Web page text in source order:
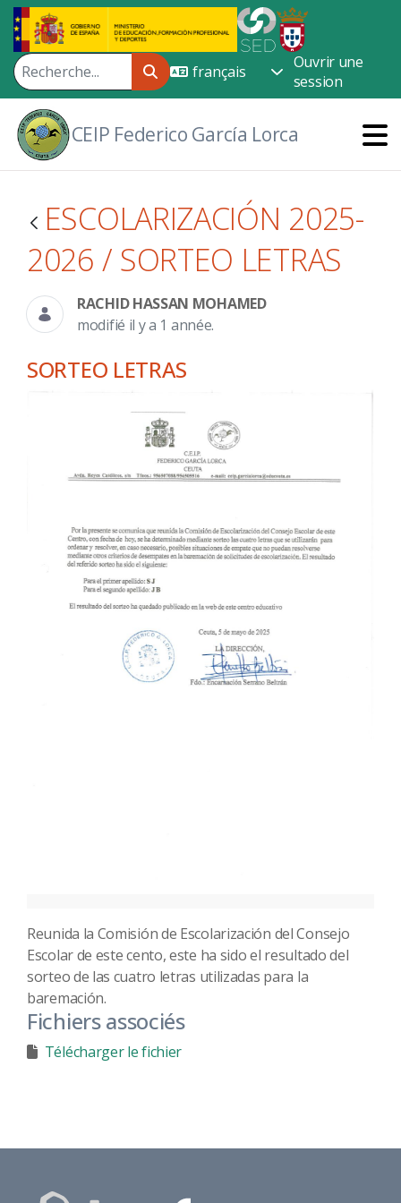
Saut au contenu principal
Ouvrir une
session
CEIP Federico García Lorca
ESCOLARIZACIÓN 2025-
2026 / SORTEO LETRAS
RACHID HASSAN MOHAMED
modifié il y a 1 année.
SORTEO LETRAS
Reunida la Comisión de Escolarización del Consejo
Escolar de este cento, este ha sido el resultado del
sorteo de las cuatro letras utilizadas para la
baremación.
Fichiers associés
Télécharger le fichier